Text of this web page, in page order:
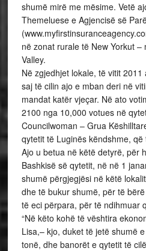
shumë mirë me mësime. Vetë
Themeluese e Agjencisë së
në zonat rurale të New Yorkut –
Valley.
Në zgjedhjet lokale, të vitit
saj të cilin ajo e mban deri në
mandat katër vjeçar. Në ato
2100 nga 10,000 votues në
Councilwoman – Grua
qytetit të Luginës këndshme, që
Ajo u betua në këtë detyrë, për
Bashkisë së qytetit, në në 1
shumë përgjegjësi në këtë
dhe të bukur shumë, për të
të eci përpara, për të ndihmuar
“Në këto kohë të vështira
Lisa,– kjo, duket të jetë shumë
tonë, dhe banorët e qytetit të